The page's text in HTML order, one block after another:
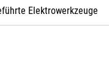
Elektrowerkzeuge